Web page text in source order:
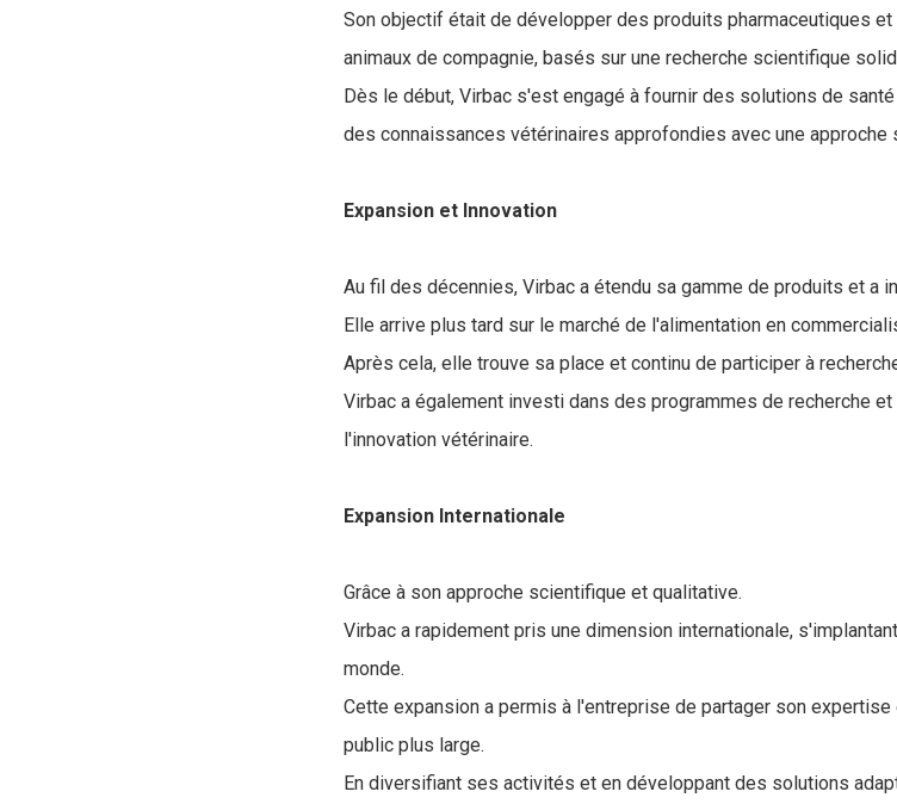
Son objectif était de développer des produits pharmaceutiques
animaux de compagnie, basés sur une recherche scientifique
Dès le début, Virbac s'est engagé à fournir des solutions de
des connaissances vétérinaires approfondies avec une approche
Expansion et Innovation
Au fil des décennies, Virbac a étendu sa gamme de produits et a
Elle arrive plus tard sur le marché de l'alimentation en
Après cela, elle trouve sa place et continu de participer à
Virbac a également investi dans des programmes de recherche
l'innovation vétérinaire.
Expansion Internationale
Grâce à son approche scientifique et qualitative.
Virbac a rapidement pris une dimension internationale,
monde.
Cette expansion a permis à l'entreprise de partager son
public plus large.
En diversifiant ses activités et en développant des solutions